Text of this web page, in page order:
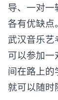
导、一对一
各有优缺点
武汉音乐艺
可以参加一
间在路上的
就可以随时